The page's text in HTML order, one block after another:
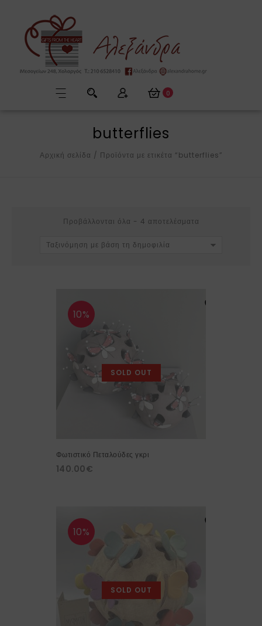
0
butterflies
Αρχική σελίδα / Προϊόντα με ετικέτα “butterflies”
Προβάλλονται όλα - 4 αποτελέσματα
Ταξινόμηση με βάση τη δημοφιλία
10%
SOLD OUT
Φωτιστικό Πεταλούδες γκρι
140.00€
10%
SOLD OUT